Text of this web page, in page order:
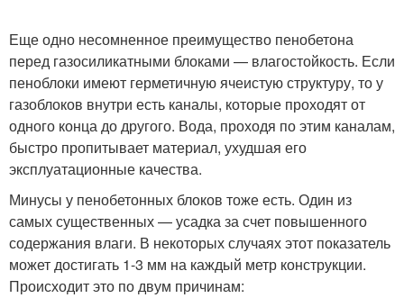
Еще одно несомненное преимущество пенобетона
перед газосиликатными блоками — влагостойкость. Если
пеноблоки имеют герметичную ячеистую структуру, то у
газоблоков внутри есть каналы, которые проходят от
одного конца до другого. Вода, проходя по этим каналам,
быстро пропитывает материал, ухудшая его
эксплуатационные качества.
Минусы у пенобетонных блоков тоже есть. Один из
самых существенных — усадка за счет повышенного
содержания влаги. В некоторых случаях этот показатель
может достигать 1-3 мм на каждый метр конструкции.
Происходит это по двум причинам: